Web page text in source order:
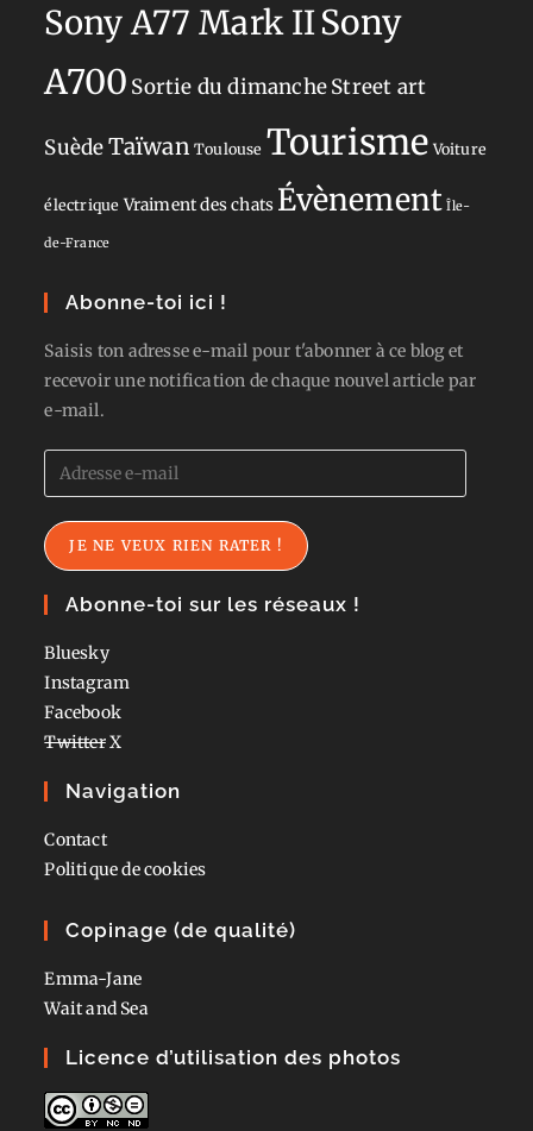
Sony A77 Mark IISony
A700 Sortie du dimancheStreet art
SuèdeTaïwan Toulouse Tourisme Voiture
électrique Vraiment des chats Évènement Île-
de-France
Abonne-toi ici !
Saisis ton adresse e-mail pour t'abonner à ce blog et
recevoir une notification de chaque nouvel article par
e-mail.
Adresse
e-
mail
JE NE VEUX RIEN RATER !
Abonne-toi sur les réseaux !
Bluesky
Instagram
Facebook
TwitterX
Navigation
Contact
Politique de cookies
Copinage (de qualité)
Emma-Jane
Wait and Sea
Licence d’utilisation des photos